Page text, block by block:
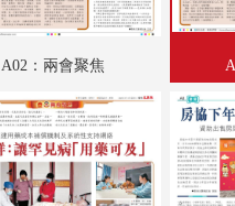
AA02
AA03
AA04
A02：兩會聚焦